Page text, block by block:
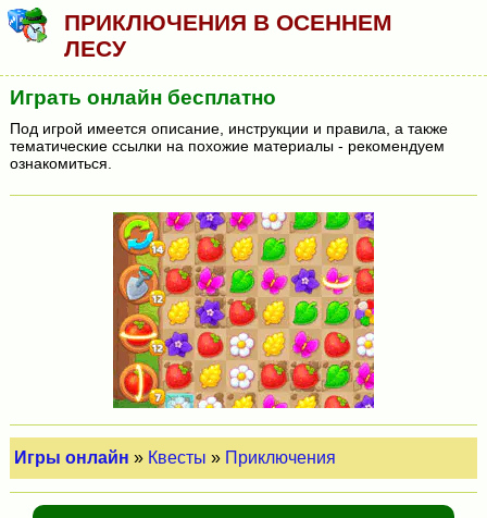
ПРИКЛЮЧЕНИЯ В ОСЕННЕМ
ЛЕСУ
Играть онлайн бесплатно
Под игрой имеется описание, инструкции и правила, а также
тематические ссылки на похожие материалы - рекомендуем
ознакомиться.
Игры онлайн » Квесты » Приключения